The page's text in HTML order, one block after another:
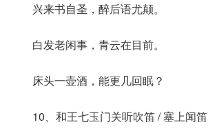
兴来书自圣，醉后语尤颠。
白发老闲事，青云在目前。
床头一壶酒，能更几回眠？
10、和王七玉门关听吹笛 / 塞上闻笛